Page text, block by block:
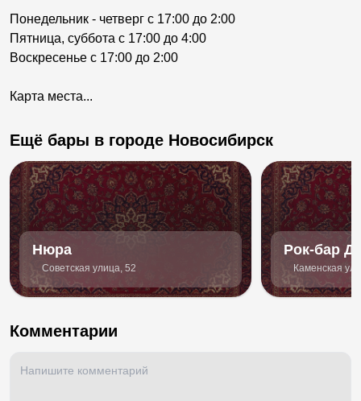
Понедельник - четверг с 17:00 до 2:00
Пятница, суббота с 17:00 до 4:00
Воскресенье с 17:00 до 2:00
Карта места...
Ещё бары в городе Новосибирск
Нюра
Советская улица, 52
Рок-бар
Каменская
Комментарии